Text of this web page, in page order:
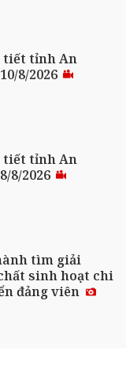
tiết tỉnh An
8/2026
tiết tỉnh An
8/2026
tìm giải
sinh hoạt chi
đảng viên